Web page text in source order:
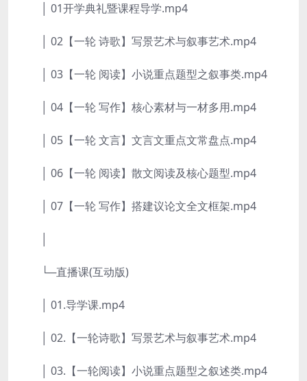
│ 01开学典礼暨课程导学.mp4
│ 02【一轮 诗歌】写景艺术与叙事艺术.mp4
│ 03【一轮 阅读】小说重点题型之叙事类.mp4
│ 04【一轮 写作】核心素材与一材多用.mp4
│ 05【一轮 文言】文言文重点文常盘点.mp4
│ 06【一轮 阅读】散文阅读及核心题型.mp4
│ 07【一轮 写作】搭建议论文全文框架.mp4
└─直播课(互动版)
│ 01.导学课.mp4
│ 02.【一轮诗歌】写景艺术与叙事艺术.mp4
│ 03.【一轮阅读】小说重点题型之叙述类.mp4